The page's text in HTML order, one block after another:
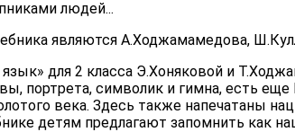
людей...
являются А.Ходжамамедова,
язык» для 2 класса Э.Хоняковой и
портрета, символик и гимна, есть
века. Здесь также напечатаны
детям предлагают запомнить как